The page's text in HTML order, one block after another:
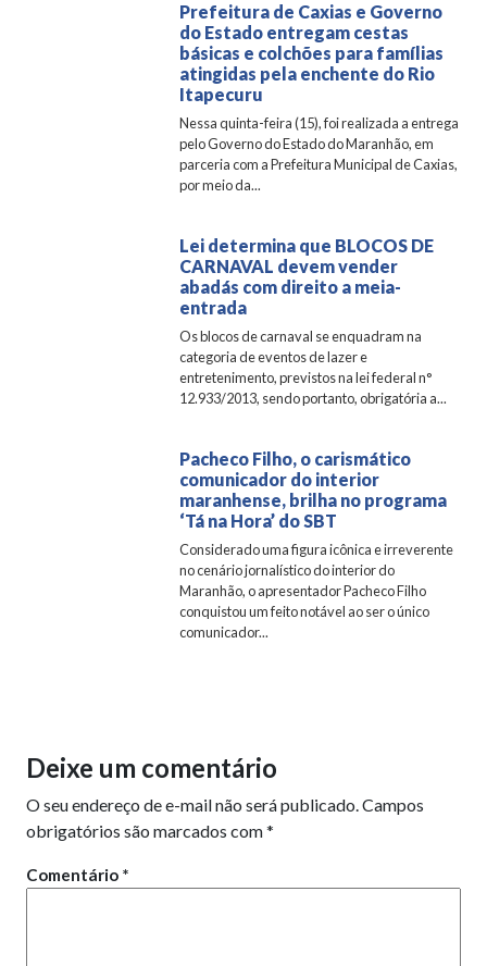
Prefeitura de Caxias e Governo
do Estado entregam cestas
básicas e colchões para famílias
atingidas pela enchente do Rio
Itapecuru
Nessa quinta-feira (15), foi realizada a entrega
pelo Governo do Estado do Maranhão, em
parceria com a Prefeitura Municipal de Caxias,
por meio da...
Lei determina que BLOCOS DE
CARNAVAL devem vender
abadás com direito a meia-
entrada
Os blocos de carnaval se enquadram na
categoria de eventos de lazer e
entretenimento, previstos na lei federal n°
12.933/2013, sendo portanto, obrigatória a...
Pacheco Filho, o carismático
comunicador do interior
maranhense, brilha no programa
‘Tá na Hora’ do SBT
Considerado uma figura icônica e irreverente
no cenário jornalístico do interior do
Maranhão, o apresentador Pacheco Filho
conquistou um feito notável ao ser o único
comunicador...
Deixe um comentário
O seu endereço de e-mail não será publicado.Campos
obrigatórios são marcados com*
Comentário *